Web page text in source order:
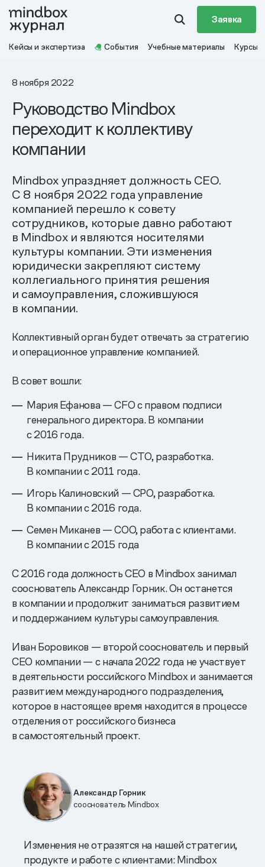
Заявка
Кейсы и экспертиза События Учебные материалы Курсы
8 ноября 2022
Руководство Mindbox
переходит к коллективу
компании
Mindbox упраздняет должность CEO.
С 8 ноября 2022 года управление
компанией перешло к совету
сотрудников, которые давно работают
в Mindbox и являются носителями
культуры компании. Эти изменения
юридически закрепляют систему
коллегиального принятия решения
и самоуправления, сложившуюся
в компании.
Коллективный орган будет отвечать за стратегию
и операционное управление компанией.
В совет вошли:
Мария Ефанова — CFO с правом подписи
генерального директора. В компании
с 2016 года.
Никита Прудников — CTO, разработка.
В компании с 2011 года.
Игорь Калиновский — CPO, разработка.
В компании с 2016 года.
Семен Миканев — COO, работа с клиентами.
В компании с 2015 года
С 2016 года должность CEO в Mindbox занимал
сооснователь Александр Горник. Он останется
в компании и продолжит заниматься развитием
и поддержанием культуры самоуправления.
Иван Боровиков — второй сооснователь и первый
CEO компании — с начала 2022 года не участвует
в деятельности российского Mindbox и занимается
развитием международного подразделения,
которое в настоящее время находится в процессе
отделения от российского бизнеса
в самостоятельный проект.
Александр Горник
сооснователь Mindbox
Изменения не отразятся на нашей стратегии,
продукте и работе с клиентами: Mindbox